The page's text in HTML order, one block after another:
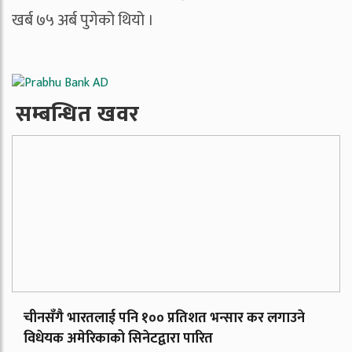
खर्ब ७५ अर्ब पुगेको थियो ।
सम्बन्धित खवर
चीनसँगै भारतलाई पनि १०० प्रतिशत भन्सार कर लगाउने
विधेयक अमेरिकाको सिनेटद्वारा पारित